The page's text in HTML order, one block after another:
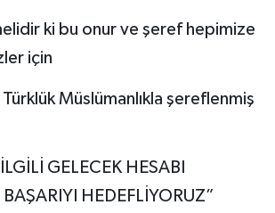
ki bu onur ve şeref hepimize
için
Müslümanlıkla şereflenmiş
GELECEK HESABI
HEDEFLİYORUZ”